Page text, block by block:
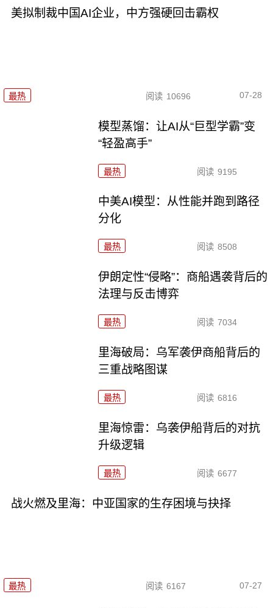
美拟制裁中国AI企业，中方强硬回击霸权
最热 阅读 10696 07-28
模型蒸馏：让AI从“巨型学霸”变
“轻盈高手”
最热 阅读 9195
中美AI模型：从性能并跑到路径
分化
最热 阅读 8508
伊朗定性“侵略”：商船遇袭背后的
法理与反击博弈
最热 阅读 7034
里海破局：乌军袭伊商船背后的
三重战略图谋
最热 阅读 6816
里海惊雷：乌袭伊船背后的对抗
升级逻辑
最热 阅读 6677
战火燃及里海：中亚国家的生存困境与抉择
最热 阅读 6167 07-27